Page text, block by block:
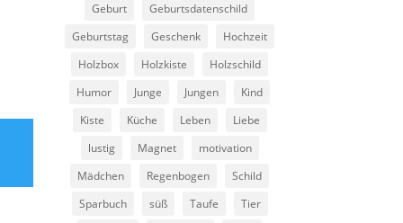
Geburt
Geburtsdatenschild
Geburtstag
Geschenk
Hochzeit
Holzbox
Holzkiste
Holzschild
Humor
Junge Jungen
Kind
Kiste
Küche Leben
Liebe
lustig
Magnet
motivation
Mädchen
Regenbogen
Schild
Sparbuch
süß Taufe
Tier